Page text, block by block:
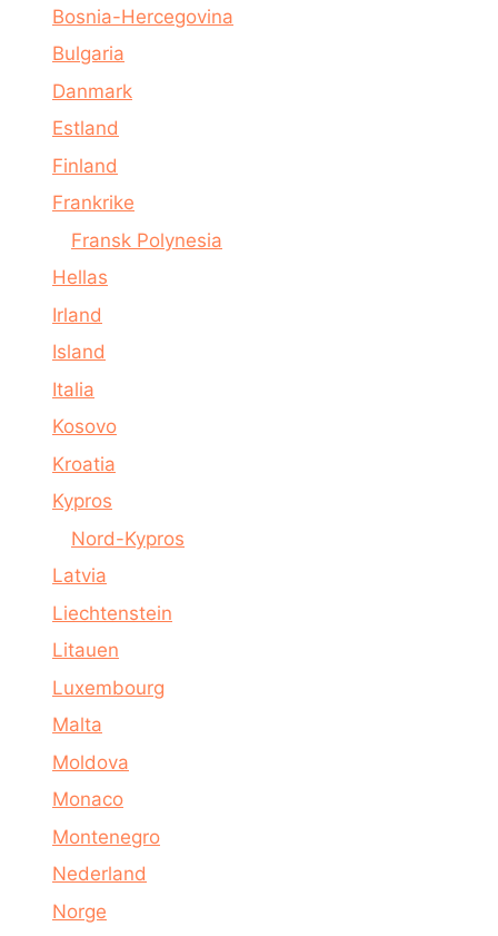
Bosnia-Hercegovina
Bulgaria
Danmark
Estland
Finland
Frankrike
Fransk Polynesia
Hellas
Irland
Island
Italia
Kosovo
Kroatia
Kypros
Nord-Kypros
Latvia
Liechtenstein
Litauen
Luxembourg
Malta
Moldova
Monaco
Montenegro
Nederland
Norge